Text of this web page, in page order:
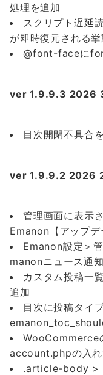
処理を追加
スクリプト遅延
が即時復元される
@font-faceに
ver 1.9.9.3 2026
目次開閉不具合
ver 1.9.9.2 2026
管理画面に表示
Emanon【アップデ
Emanon設定＞
manonニュース通
カスタム投稿一
追加
目次に投稿タイ
WooCommerce
account.phpの入れ
.article-body >